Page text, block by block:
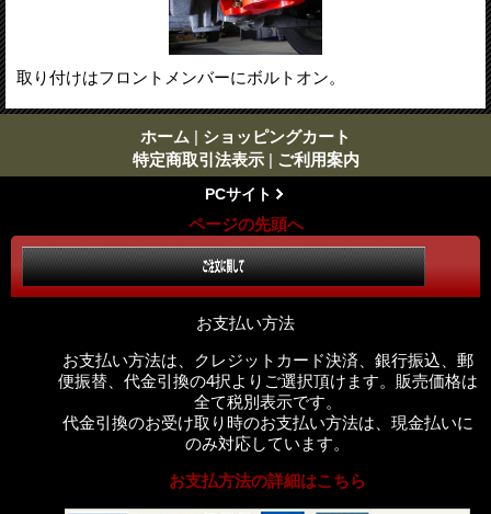
取り付けはフロントメンバーにボルトオン。
ホーム | ショッピングカート
特定商取引法表示 | ご利用案内
PCサイト
ページの先頭へ
お支払い方法
お支払い方法は、クレジットカード決済、銀行振込、郵
便振替、代金引換の4択よりご選択頂けます。販売価格は
全て税別表示です。
代金引換のお受け取り時のお支払い方法は、現金払いに
のみ対応しています。
お支払方法の詳細はこちら